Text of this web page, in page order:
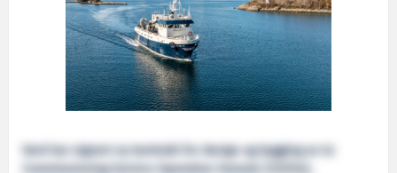
Vard har signert ny kontrakt for design og bygging av to